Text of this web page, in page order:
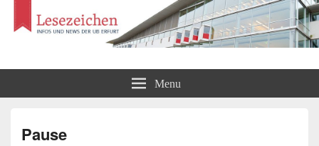
Lesezeichen Menu
Pause